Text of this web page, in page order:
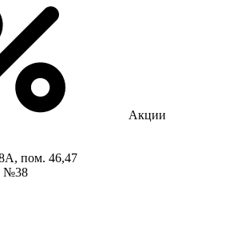
Акции
пом. 46,47
№38